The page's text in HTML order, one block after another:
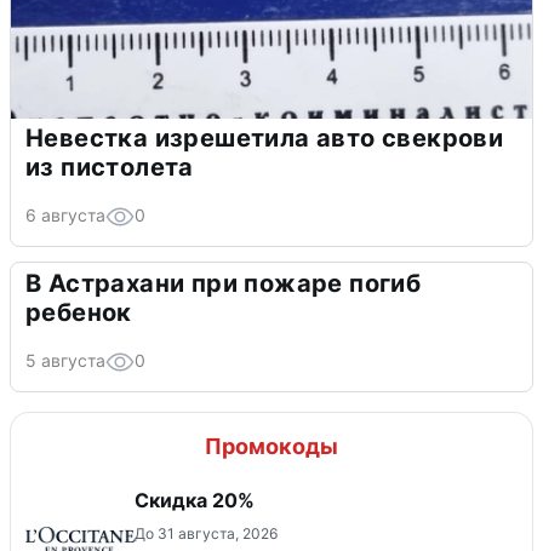
Невестка изрешетила авто свекрови
из пистолета
6 августа 0
В Астрахани при пожаре погиб
ребенок
5 августа 0
Промокоды
Скидка 20%
До 31 августа, 2026